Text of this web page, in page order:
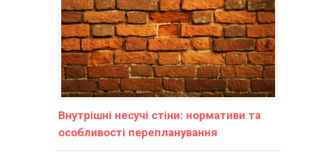
Внутрішні несучі стіни: нормативи та
особливості перепланування